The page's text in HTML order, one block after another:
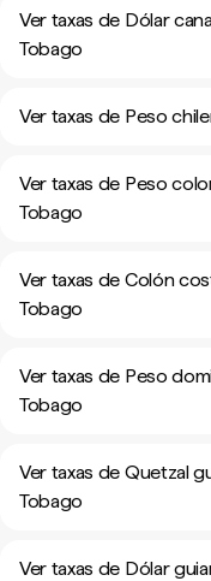
Ver taxas de Dólar
Tobago
Ver taxas de Peso
Ver taxas de Peso
Tobago
Ver taxas de Colón
Tobago
Ver taxas de Peso
Tobago
Ver taxas de Quetzal
Tobago
Ver taxas de Dólar